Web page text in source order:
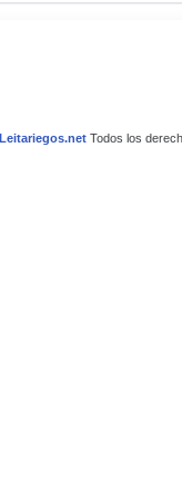
Leitariegos.netTodos los